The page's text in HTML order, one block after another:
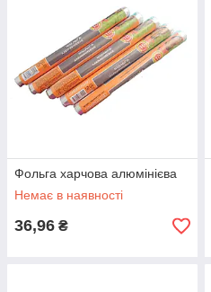
Фольга харчова алюмінієва
Немає в наявності
36,96 ₴